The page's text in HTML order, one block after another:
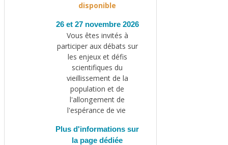
disponible
26 et 27 novembre 2026
Vous êtes invités à
participer aux débats sur
les enjeux et défis
scientifiques du
vieillissement de la
population et de
l'allongement de
l'espérance de vie
Plus d'informations sur
la page dédiée